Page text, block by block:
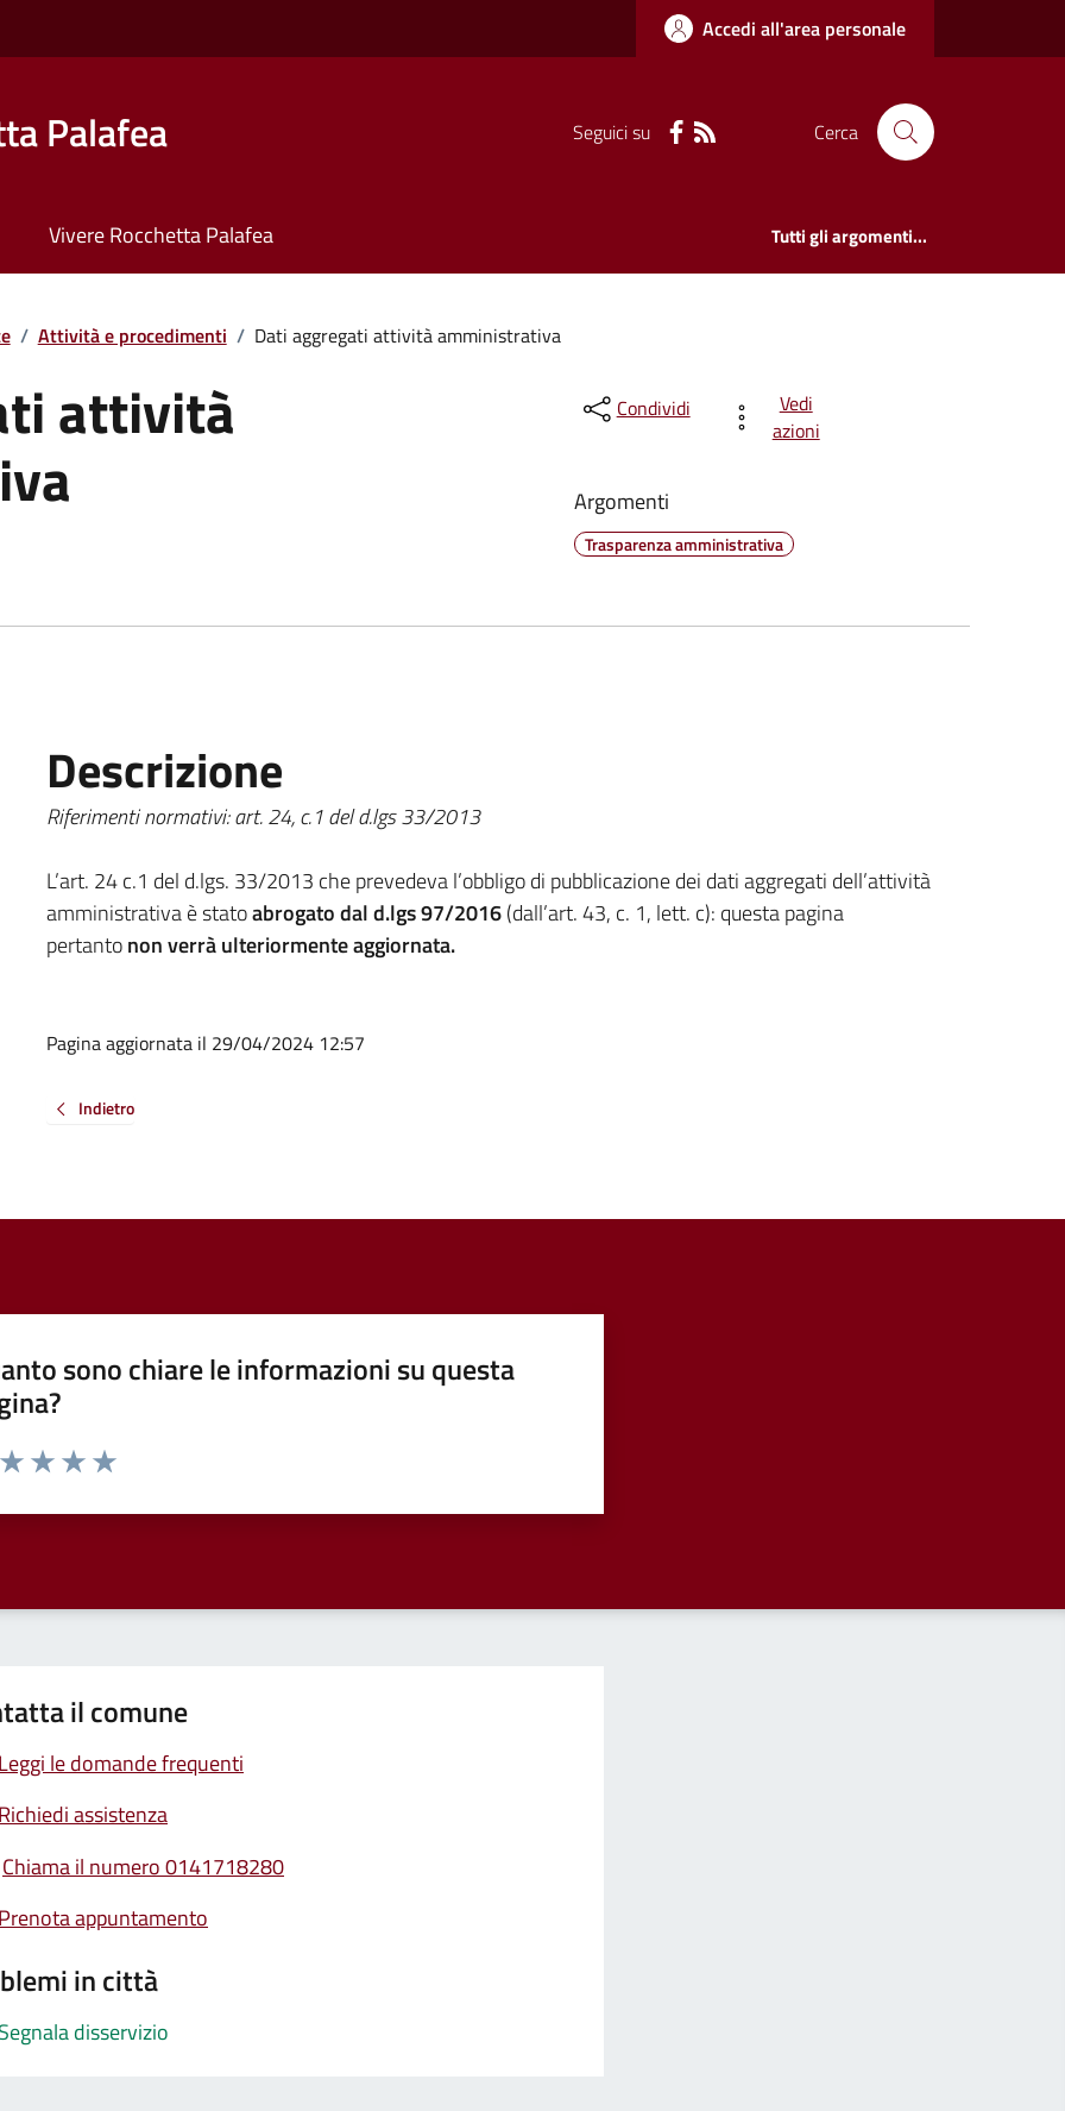
Accedi all'area personale
Palafea Seguici su Cerca
Vivere Rocchetta Palafea Tutti gli argomenti...
/ Attività e procedimenti / Dati aggregati attività amministrativa
attività Condividi
Vedi
azioni
Argomenti
Trasparenza amministrativa
Descrizione
Riferimenti normativi: art. 24, c.1 del d.lgs 33/2013
L’art. 24 c.1 del d.lgs. 33/2013 che prevedeva l’obbligo di pubblicazione dei dati aggregati dell’attività
amministrativa è statoabrogato dal d.lgs 97/2016(dall’art. 43, c. 1, lett. c): questa pagina
pertantonon verrà ulteriormente aggiornata.
Pagina aggiornata il 29/04/2024 12:57
Indietro
sono chiare le informazioni su questa
da 1 a 5 stelle la pagina
il comune
Leggi le domande frequenti
Richiedi assistenza
Chiama il numero 0141718280
Prenota appuntamento
in città
Segnala disservizio